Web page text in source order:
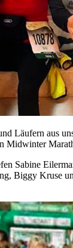
Läufern aus
Midwinter
Sabine
Biggy Kruse